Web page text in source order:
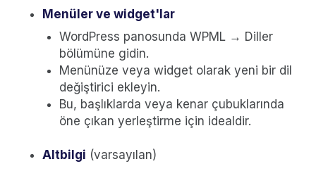
Menüler ve widget'lar
WordPress panosunda WPML → Diller
bölümüne gidin.
Menünüze veya widget olarak yeni bir dil
değiştirici ekleyin.
Bu, başlıklarda veya kenar çubuklarında
öne çıkan yerleştirme için idealdir.
Altbilgi (varsayılan)